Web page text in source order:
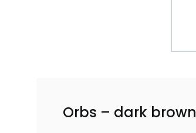
Orbs – dark brown